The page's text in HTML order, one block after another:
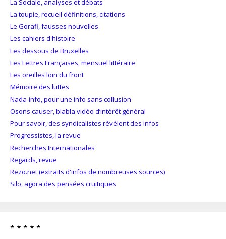
La Sociale, analyses et débats
La toupie, recueil définitions, citations
Le Gorafi, fausses nouvelles
Les cahiers d'histoire
Les dessous de Bruxelles
Les Lettres Françaises, mensuel littéraire
Les oreilles loin du front
Mémoire des luttes
Nada-info, pour une info sans collusion
Osons causer, blabla vidéo d’intérêt général
Pour savoir, des syndicalistes révèlent des infos
Progressistes, la revue
Recherches Internationales
Regards, revue
Rezo.net (extraits d'infos de nombreuses sources)
Silo, agora des pensées cruitiques
* * * * *